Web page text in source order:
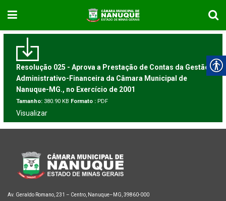
Resolução 025 - Aprova a Prestação de Contas da Gestão
Administrativo-Financeira da Câmara Municipal de
Nanuque-MG., no Exercício de 2001
Tamanho: 380.90 KB Formato : PDF
Visualizar
Av. Geraldo Romano, 231 – Centro, Nanuque–MG, 39860-000